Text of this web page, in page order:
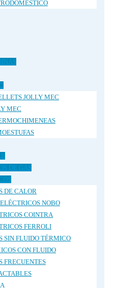
JOLLY MEC
MEC
DE GAS
DE CALOR
NOBO
COINTRA
FERROLI
SIN FLUIDO TÉRMICO
CON FLUIDO
FRECUENTES